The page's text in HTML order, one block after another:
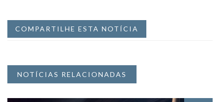
COMPARTILHE ESTA NOTÍCIA
NOTÍCIAS RELACIONADAS